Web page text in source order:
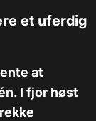
et uferdig
at
I fjor høst